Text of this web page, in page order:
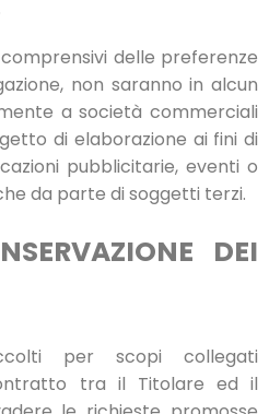
delle preferenze
non saranno in alcun
a società commerciali
di elaborazione ai fini di
pubblicitarie, eventi o
da parte di soggetti terzi.
DEI
per scopi collegati
tra il Titolare ed il